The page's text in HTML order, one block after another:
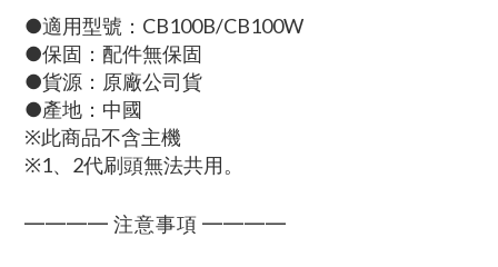
●適用型號：CB100B/CB100W
●保固：配件無保固
●貨源：原廠公司貨
●產地：中國
※此商品不含主機
※1、2代刷頭無法共用。
━━━━ 注意事項 ━━━━